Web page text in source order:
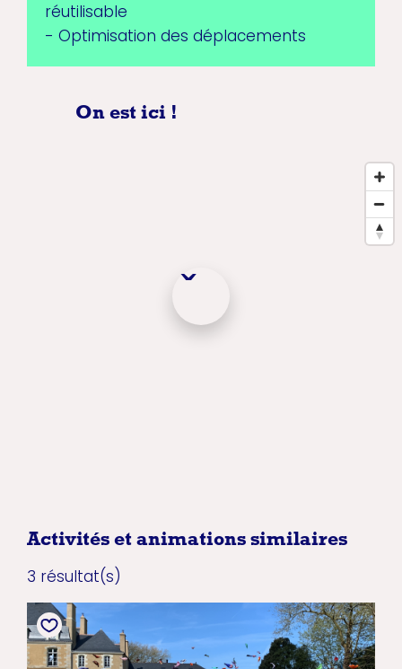
réutilisable
- Optimisation des déplacements
On est ici !
Activités et animations similaires
3 résultat(s)